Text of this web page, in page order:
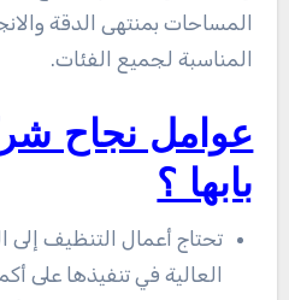
المساحات بمنتهى الدقة
المناسبة لجميع الفئات.
عوامل نجاح
بابها ؟
تحتاج أعمال التنظيف إلى
العالية في تنفيذها على